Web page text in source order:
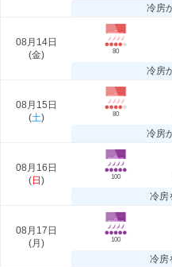
冷房
08月14日
(金) 80
冷房
08月15日
(土) 80
冷房
08月16日
(日 ) 100
冷房
08月17日
(月 ) 100
冷房